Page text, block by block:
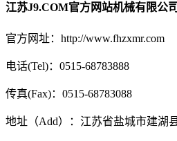
江苏J9.COM官方网站机械有限公司
官方网址：http://www.fhzxmr.com
电话(Tel)：0515-68783888
传真(Fax)：0515-68783088
地址（Add）：江苏省盐城市建湖